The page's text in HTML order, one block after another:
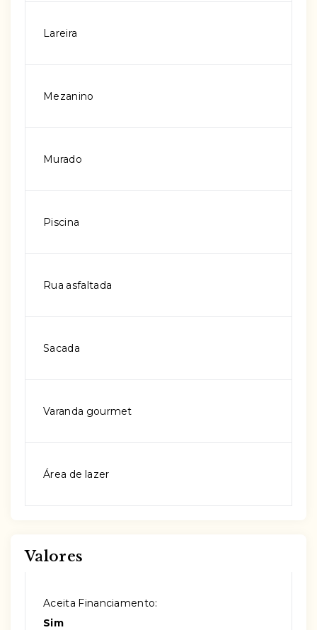
Lareira
Mezanino
Murado
Piscina
Rua asfaltada
Sacada
Varanda gourmet
Área de lazer
Valores
Aceita Financiamento:
Sim